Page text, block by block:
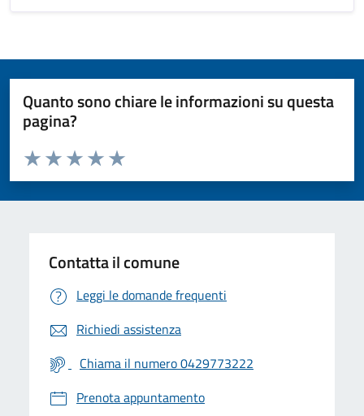
Quanto sono chiare le informazioni su questa
pagina?
Valuta da 1 a 5 stelle la pagina
Valuta 5 stelle su 5
Valuta 4 stelle su 5
Valuta 3 stelle su 5
Valuta 2 stelle su 5
Valuta 1 stelle su 5
Contatta il comune
Leggi le domande frequenti
Richiedi assistenza
Chiama il numero 0429773222
Prenota appuntamento